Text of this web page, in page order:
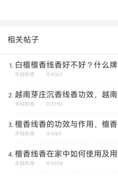
相关帖子
白檀檀香线香好不好？什么
年轻的周 4062
越南芽庄沉香线香功效，越
年轻的周 3396
檀香线香的功效与作用，檀
年轻的周 4769
檀香线香在家中如何使用及
年轻的周 4908